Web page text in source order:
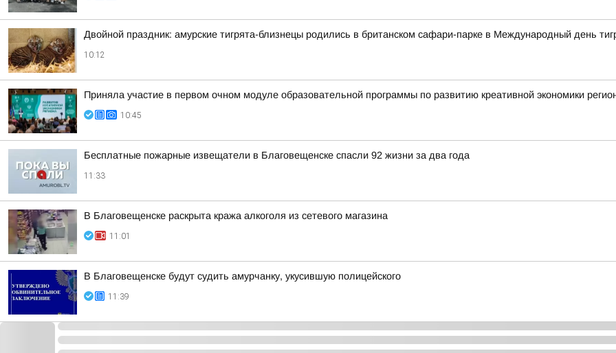
Двойной праздник: амурские тигрята-близнецы родились в британском сафари-парке в Международный день
10:12
Приняла участие в первом очном модуле образовательной программы по развитию креативной экономики
10:45
Бесплатные пожарные извещатели в Благовещенске спасли 92 жизни за два года
11:33
В Благовещенске раскрыта кража алкоголя из сетевого магазина
11:01
В Благовещенске будут судить амурчанку, укусившую полицейского
11:39